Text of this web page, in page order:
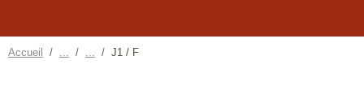
Accueil J1 / F